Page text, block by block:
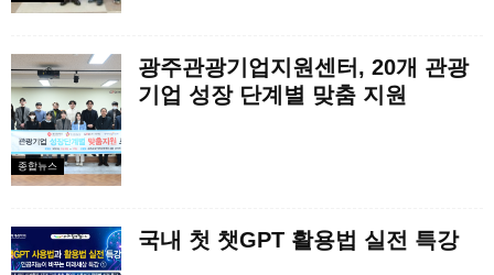
종합뉴스
광주관광기업지원센터, 20개 관광
기업 성장 단계별 맞춤 지원
국내 첫 챗GPT 활용법 실전 특강